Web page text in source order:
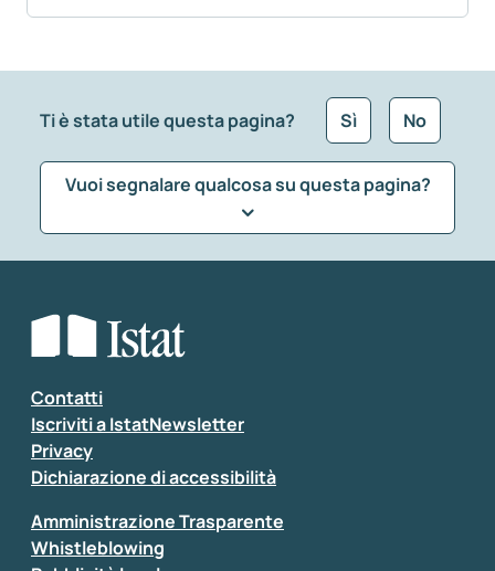
Ti è stata utile questa pagina? Sì No
Vuoi segnalare qualcosa su questa pagina?
Seleziona la tipologia della segnalazione
Inserisci il tuo commento
Contatti
Iscriviti a IstatNewsletter
Privacy
Dichiarazione di accessibilità
Amministrazione Trasparente
Whistleblowing